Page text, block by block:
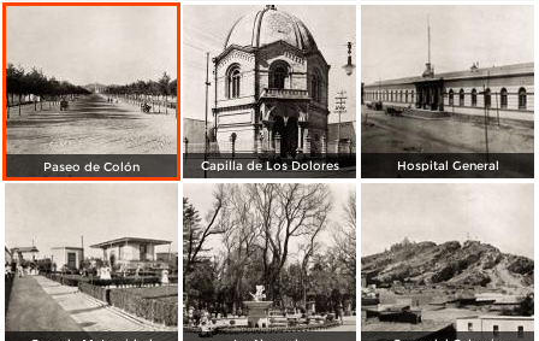
Paseo de Colón Capilla de Los Dolores Hospital General